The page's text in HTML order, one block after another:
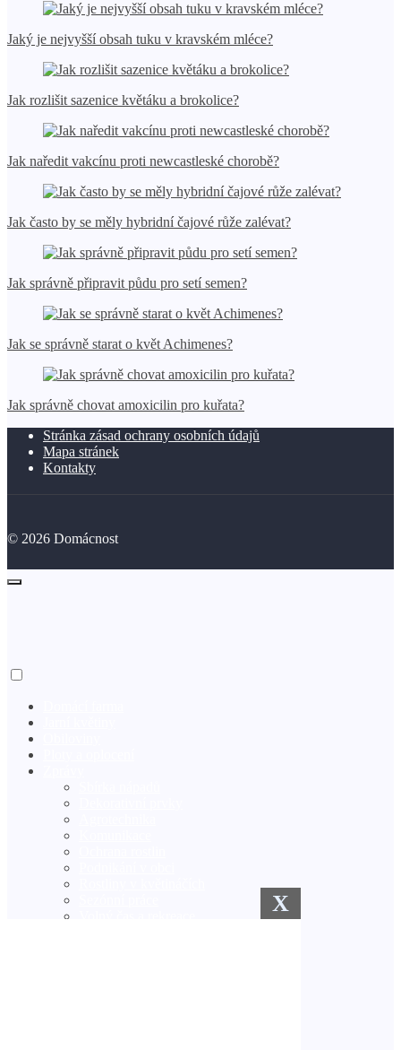
X
Jaký je nejvyšší obsah tuku v kravském mléce?
Jak rozlišit sazenice květáku a brokolice?
Jak naředit vakcínu proti newcastleské chorobě?
Jak často by se měly hybridní čajové růže zalévat?
Jak správně připravit půdu pro setí semen?
Jak se správně starat o květ Achimenes?
Jak správně chovat amoxicilin pro kuřata?
Stránka zásad ochrany osobních údajů
Mapa stránek
Kontakty
© 2026 Domácnost